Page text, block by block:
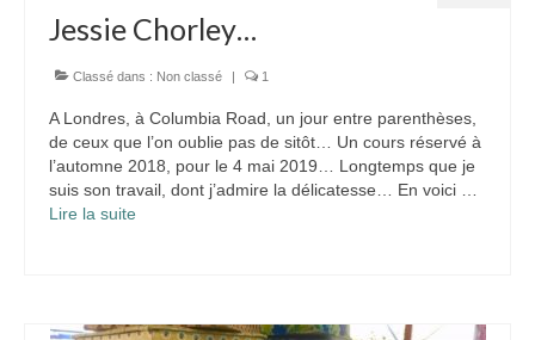
Jessie Chorley…
Classé dans : Non classé | 1
A Londres, à Columbia Road, un jour entre parenthèses,
de ceux que l’on oublie pas de sitôt… Un cours réservé à
l’automne 2018, pour le 4 mai 2019… Longtemps que je
suis son travail, dont j’admire la délicatesse… En voici …
Lire la suite­­